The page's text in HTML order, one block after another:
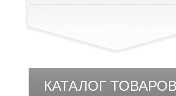
КАТАЛОГ ТОВАРОВ